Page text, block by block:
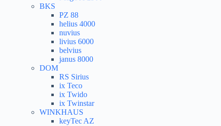
BKS
PZ 88
helius 4000
nuvius
livius 6000
belvius
janus 8000
DOM
RS Sirius
ix Teco
ix Twido
ix Twinstar
WINKHAUS
keyTec AZ